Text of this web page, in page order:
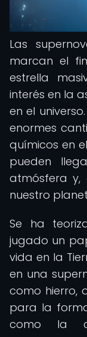
Las
marcan el
estrella
interés en la
en el
enormes
químicos en
pueden
atmósfera y,
nuestro
Se ha
jugado un
vida en la
en una
como hierro,
para la
como la